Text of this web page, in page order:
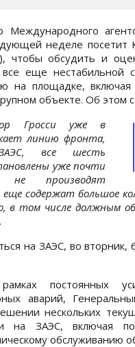
Международного
неделе посетит
чтобы обсудить и
еще нестабильной
на площадке, включая
объекте. Об этом
Гросси уже в
линию фронта,
все шесть
уже почти
производят
еще содержат большое
в том числе должным
на ЗАЭС, во
постоянных
аварий,
нескольких
на ЗАЭС, включая
обслуживанию